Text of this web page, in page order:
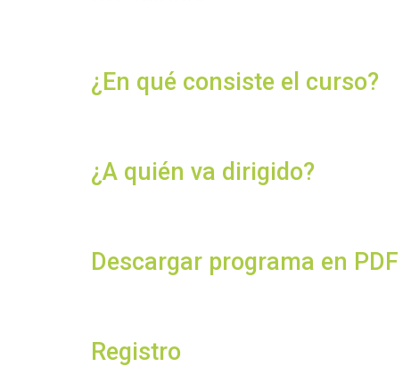
¿En qué consiste el curso?
¿A quién va dirigido?
Descargar programa en PDF
Registro